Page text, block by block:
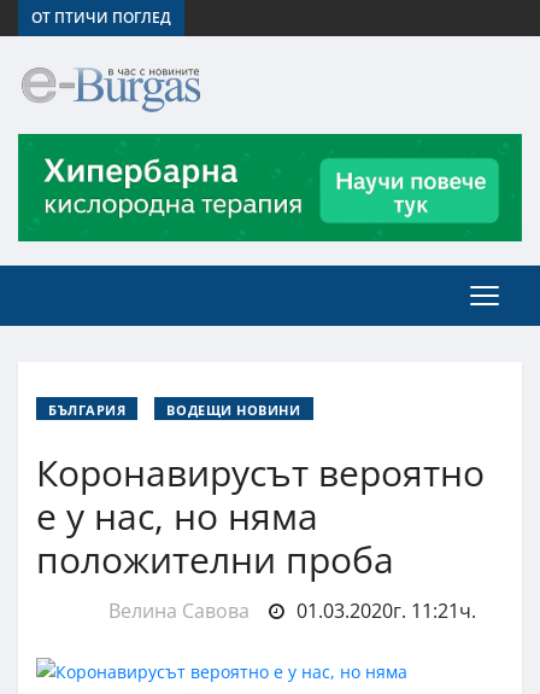
ОТ ПТИЧИ ПОГЛЕД
БЪЛГАРИЯ ВОДЕЩИ НОВИНИ
Коронавирусът вероятно
е у нас, но няма
положителни проба
Велина Савова 01.03.2020г. 11:21ч.